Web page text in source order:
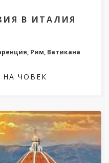
В ИТАЛИЯ
Рим, Ватикана
НА ЧОВЕК
НА ЧОВЕК